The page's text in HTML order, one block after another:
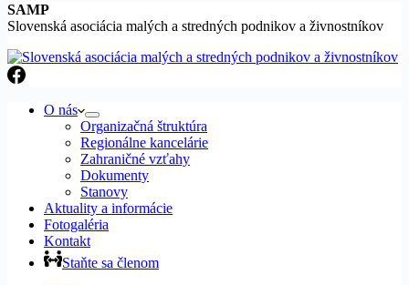
SAMP
Slovenská asociácia malých a stredných podnikov a živnostníkov
O nás
Organizačná štruktúra
Regionálne kancelárie
Zahraničné vzťahy
Dokumenty
Stanovy
Aktuality a informácie
Fotogaléria
Kontakt
Staňte sa členom